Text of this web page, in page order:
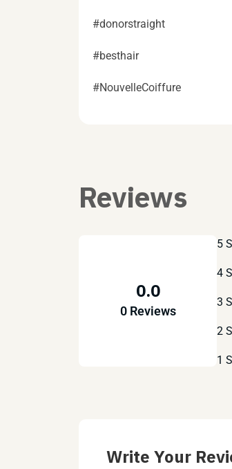
#donorstraight
#besthair
#NouvelleCoiffure
Reviews
0.0
0 Reviews
5
4
3
2
1
Write Your